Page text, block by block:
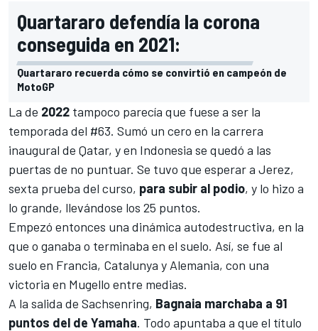
Quartararo defendía la corona
conseguida en 2021:
Quartararo recuerda cómo se convirtió en campeón de
MotoGP
La de 2022 tampoco parecía que fuese a ser la
temporada del #63. Sumó un cero en la carrera
inaugural de Qatar, y en Indonesia se quedó a las
puertas de no puntuar. Se tuvo que esperar a Jerez,
sexta prueba del curso, para subir al podio, y lo hizo a
lo grande, llevándose los 25 puntos.
Empezó entonces una dinámica autodestructiva, en la
que o ganaba o terminaba en el suelo. Así, se fue al
suelo en Francia, Catalunya y Alemania, con una
victoria en Mugello entre medias.
A la salida de Sachsenring, Bagnaia marchaba a 91
puntos del de Yamaha. Todo apuntaba a que el título